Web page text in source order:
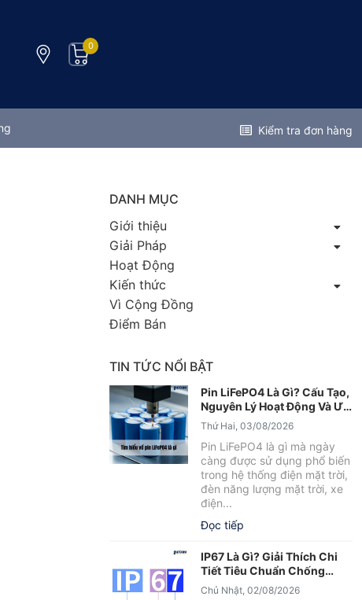
0
Kiểm tra đơn hàng
DANH MỤC
Giới thiệu
Giải Pháp
Hoạt Động
Kiến thức
Vì Cộng Đồng
Điểm Bán
TIN TỨC NỔI BẬT
Pin LiFePO4 Là Gì? Cấu Tạo,
Nguyên Lý Hoạt Động Và Ưu
Điểm Nổi Bật
Thứ Hai, 03/08/2026
Pin LiFePO4 là gì mà ngày
càng được sử dụng phổ biến
trong hệ thống điện mặt trời,
đèn năng lượng mặt trời, xe
điện...
Đọc tiếp
IP67 Là Gì? Giải Thích Chi
Tiết Tiêu Chuẩn Chống
Nước IP67
Chủ Nhật, 02/08/2026